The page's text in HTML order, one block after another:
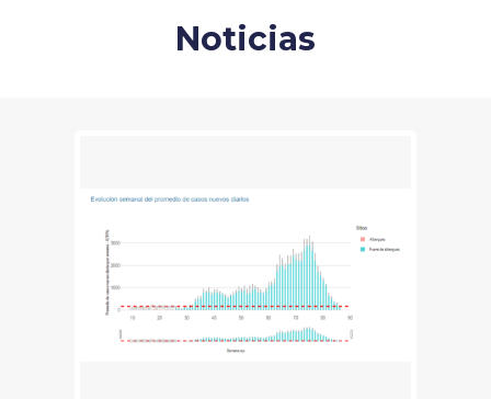
Noticias